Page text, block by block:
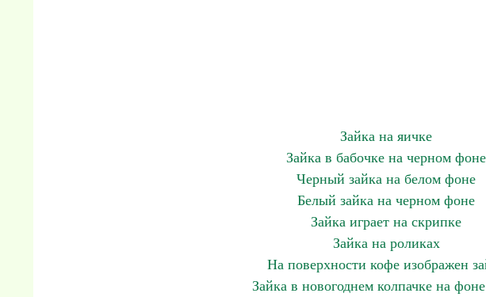
Зайка на яичке
Зайка в бабочке на черном фоне
Черный зайка на белом фоне
Белый зайка на черном фоне
Зайка играет на скрипке
Зайка на роликах
На поверхности кофе изображен
Зайка в новогоднем колпачке на